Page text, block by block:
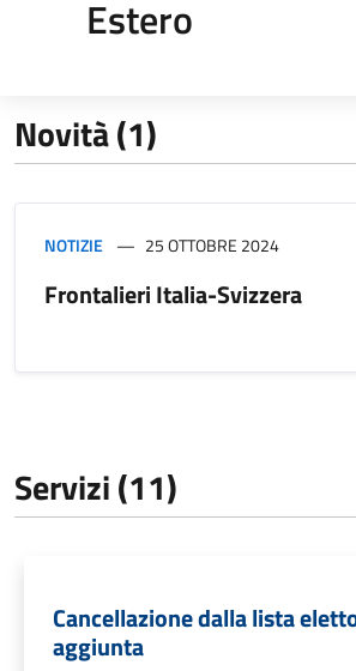
Estero
Novità (1)
NOTIZIE 25 OTTOBRE 2024
Frontalieri Italia-Svizzera
Servizi (11)
Cancellazione dalla lista
aggiunta